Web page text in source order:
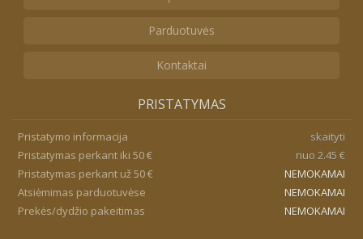
Parduotuvės
Kontaktai
PRISTATYMAS
Pristatymo informacija
skaityti
Pristatymas perkant iki 50 €
nuo 2.45 €
Pristatymas perkant už 50 €
NEMOKAMAI
Atsiėmimas parduotuvėse
NEMOKAMAI
Prekės/dydžio pakeitimas
NEMOKAMAI